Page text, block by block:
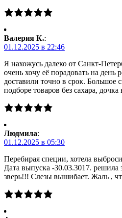
Валерия К.:
01.12.2025 в 22:46
Я нахожусь далеко от Санкт-
очень хочу её порадовать на день
доставили точно в срок. Большое
подборе товаров без сахара,
Людмила:
01.12.2025 в 05:30
Перебирая специи, хотела
Дата выпуска -30.03.3017. решила
зверь!!! Слезы вышибает. Жаль ,